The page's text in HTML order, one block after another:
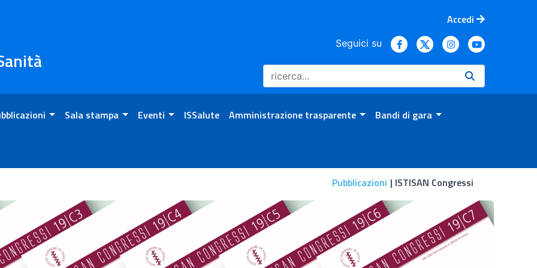
Accedi
Seguici su
Sala stampa Eventi ISSalute Amministrazione trasparente Bandi di gara
Pubblicazioni ISTISAN Congressi